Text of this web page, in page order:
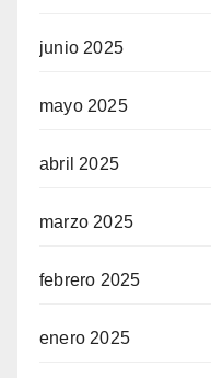
junio 2025
mayo 2025
abril 2025
marzo 2025
febrero 2025
enero 2025